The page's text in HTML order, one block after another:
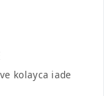
kolayca iade